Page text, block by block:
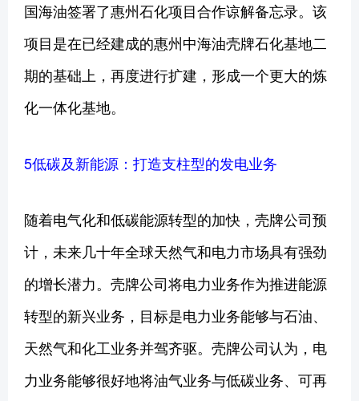
国海油签署了惠州石化项目合作谅解备忘录。该
项目是在已经建成的惠州中海油壳牌石化基地二
期的基础上，再度进行扩建，形成一个更大的炼
化一体化基地。
5低碳及新能源：打造支柱型的发电业务
随着电气化和低碳能源转型的加快，壳牌公司预
计，未来几十年全球天然气和电力市场具有强劲
的增长潜力。壳牌公司将电力业务作为推进能源
转型的新兴业务，目标是电力业务能够与石油、
天然气和化工业务并驾齐驱。壳牌公司认为，电
力业务能够很好地将油气业务与低碳业务、可再